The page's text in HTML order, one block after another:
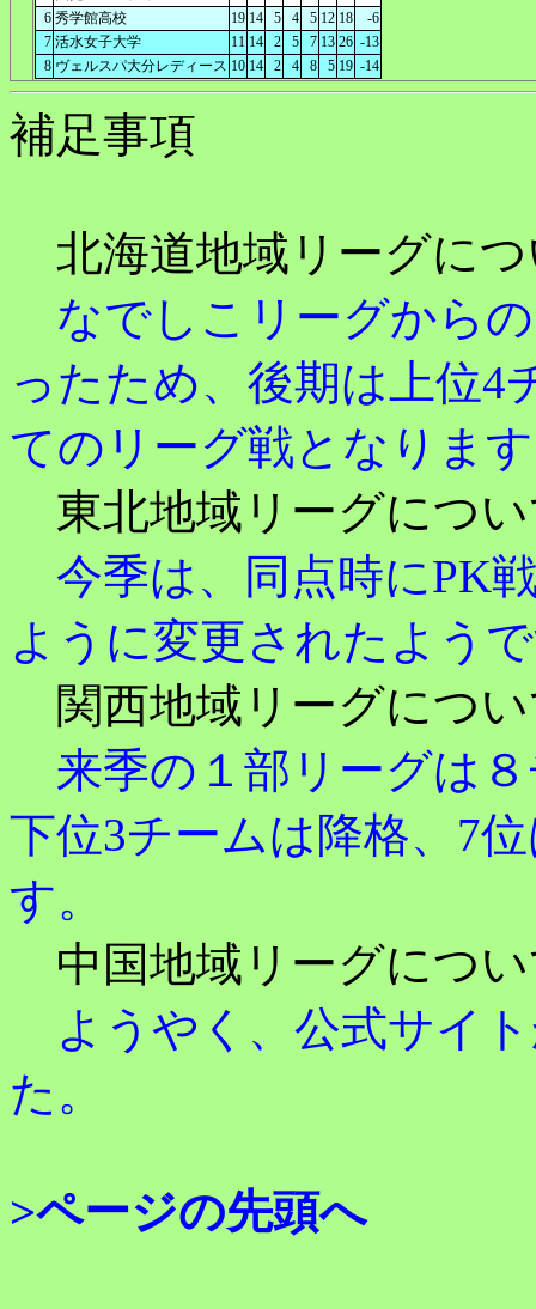
6 秀学館高校 19 14 5 4 5 12 18
-6
7 活水女子大学 11 14 2 5 7 13 26 -13
8 ヴェルスパ大分レディース 10 14 2 4 8 5 19 -14
補足事項
北海道地域リーグに
なでしこリーグから
ったため、後期は上位4
てのリーグ戦となりま
東北地域リーグにつ
今季は、同点時にPK
ように変更されたよう
関西地域リーグにつ
来季の１部リーグは
下位3チームは降格、7
す。
中国地域リーグにつ
ようやく、公式サイ
た。
>ページの先頭へ